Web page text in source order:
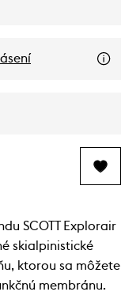
SCOTT Explorair
skialpinistické
ktorou sa môžete
membránu.